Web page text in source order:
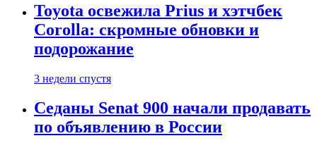
Toyota освежила Prius и хэтчбек
Corolla: скромные обновки и
подорожание
3 недели спустя
Седаны Senat 900 начали продавать
по объявлению в России